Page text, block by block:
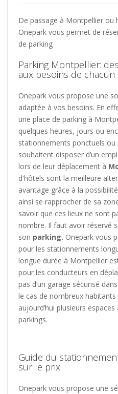
De passage à Montpellier ou
Onepark vous permet de
de parking
Parking Montpellier:
aux besoins de chacun
Onepark vous propose une
adaptée à vos besoins. En
une place de parking à
quelques heures, jours ou
stationnements ponctuels ou
souhaitent disposer d’un
lors de leur déplacement à
d'hôtels sont la meilleure
avantage grâce à la
ainsi se rapprocher de sa
savoir que ces lieux ne sont
nombre. Il faut avoir réservé
son parking. Onepark vous
pour les stationnements
longue durée à Montpellier
pour les conducteurs en
pas d’un garage sécurisé
le cas de nombreux
aujourd’hui plusieurs
parkings.
Guide du
sur le prix
Onepark vous propose une